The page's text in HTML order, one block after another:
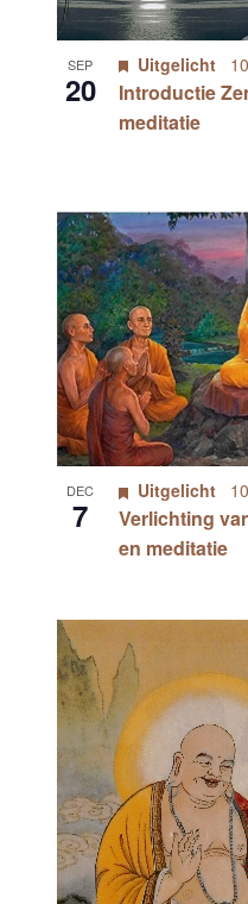
SEP
20
Introductie
meditatie
Uitgelicht
DEC
7
Verlichting
en meditatie
Uitgelicht